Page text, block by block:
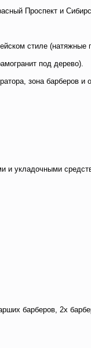
Проспект и
стиле (натяжные
под дерево).
зона барберов и
и укладочными
барберов, 2х